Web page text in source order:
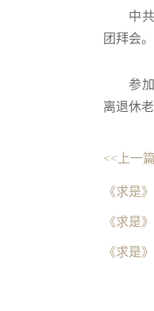
中
团拜会。
参
离退休
<<上一篇
《求是
《求是
《求是